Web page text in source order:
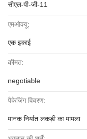
सीएल-पी-जी-11
एमओक्यू:
एक इकाई
कीमत:
negotiable
पैकेजिंग विवरण:
मानक निर्यात लकड़ी का मामला